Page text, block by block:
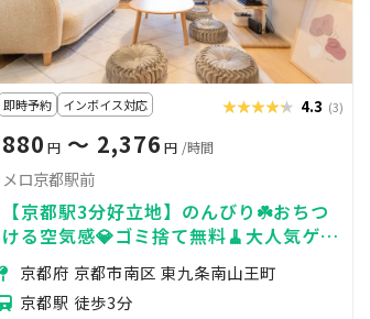
即時予約 インボイス対応 ★★★★★
★★★★★ 4.3 (3)
880 円〜 2,376 円 /時間
メロ京都駅前
【京都駅3分好立地】のんびり☘️おちつ
ける空気感💎ゴミ捨て無料🧹大人気ゲー
ム機🎮/BRUNO♡女子会/ママ会/推し活
✊撮影📸/ビジネス/会議
京都府 京都市南区 東九条南山王町
京都駅 徒歩3分